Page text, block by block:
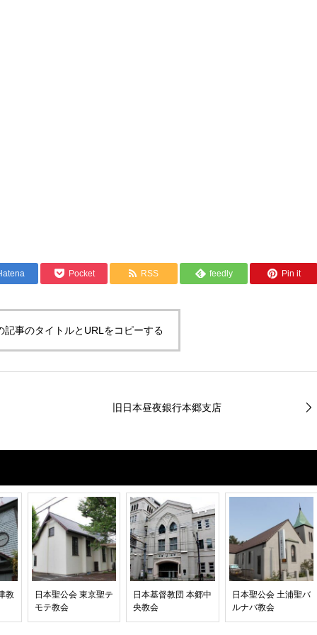
Pocket RSS feedly Pin it
記事のタイトルとURLをコピーする
旧日本昼夜銀行本郷支店
教
日本聖公会 東京聖テ
モテ教会
日本基督教団 本郷中
央教会
日本聖公会 土浦聖バ
ルナバ教会